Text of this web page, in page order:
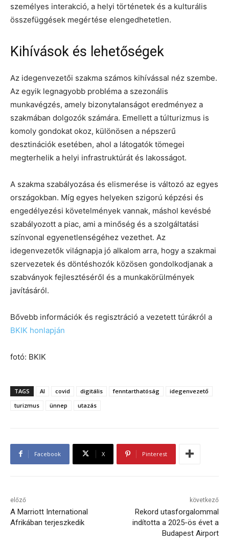
személyes interakció, a helyi történetek és a kulturális
összefüggések megértése elengedhetetlen.
Kihívások és lehetőségek
Az idegenvezetői szakma számos kihívással néz szembe.
Az egyik legnagyobb probléma a szezonális
munkavégzés, amely bizonytalanságot eredményez a
szakmában dolgozók számára. Emellett a túlturizmus is
komoly gondokat okoz, különösen a népszerű
desztinációk esetében, ahol a látogatók tömegei
megterhelik a helyi infrastruktúrát és lakosságot.
A szakma szabályozása és elismerése is változó az egyes
országokban. Míg egyes helyeken szigorú képzési és
engedélyezési követelmények vannak, máshol kevésbé
szabályozott a piac, ami a minőség és a szolgáltatási
színvonal egyenetlenségéhez vezethet. Az
idegenvezetők világnapja jó alkalom arra, hogy a szakmai
szervezetek és döntéshozók közösen gondolkodjanak a
szabványok fejlesztéséről és a munkakörülmények
javításáról.
Bővebb információk és regisztráció a vezetett túrákról a
BKIK honlapján
fotó: BKIK
TAGS AI covid digitális fenntarthatóság
idegenvezető
turizmus
ünnep utazás
Facebook X Pinterest
előző
A Marriott International
Afrikában terjeszkedik
következő
Rekord utasforgalommal
indította a 2025-ös évet a
Budapest Airport